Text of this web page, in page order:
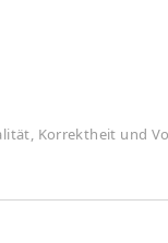
Korrektheit und